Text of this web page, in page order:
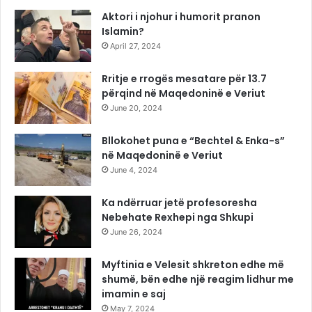
Aktori i njohur i humorit pranon
Islamin?
April 27, 2024
Rritje e rrogës mesatare për 13.7
përqind në Maqedoninë e Veriut
June 20, 2024
Bllokohet puna e “Bechtel & Enka-s”
në Maqedoninë e Veriut
June 4, 2024
Ka ndërruar jetë profesoresha
Nebehate Rexhepi nga Shkupi
June 26, 2024
Myftinia e Velesit shkreton edhe më
shumë, bën edhe një reagim lidhur me
imamin e saj
May 7, 2024